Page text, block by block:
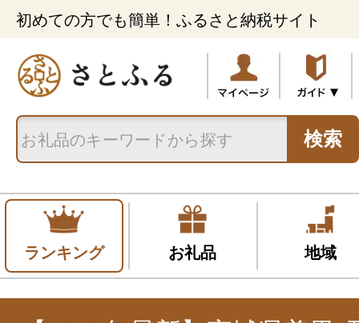
初めての方でも簡単！ふるさと納税サイト
検索
ランキング お礼品 地域